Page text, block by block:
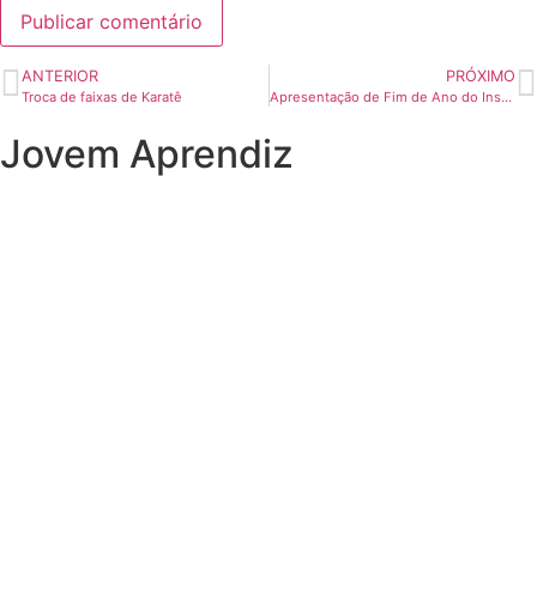
ANTERIOR
Troca de faixas de Karatê
PRÓXIMO
Apresentação de Fim de Ano do Instituto Relfe
Jovem Aprendiz